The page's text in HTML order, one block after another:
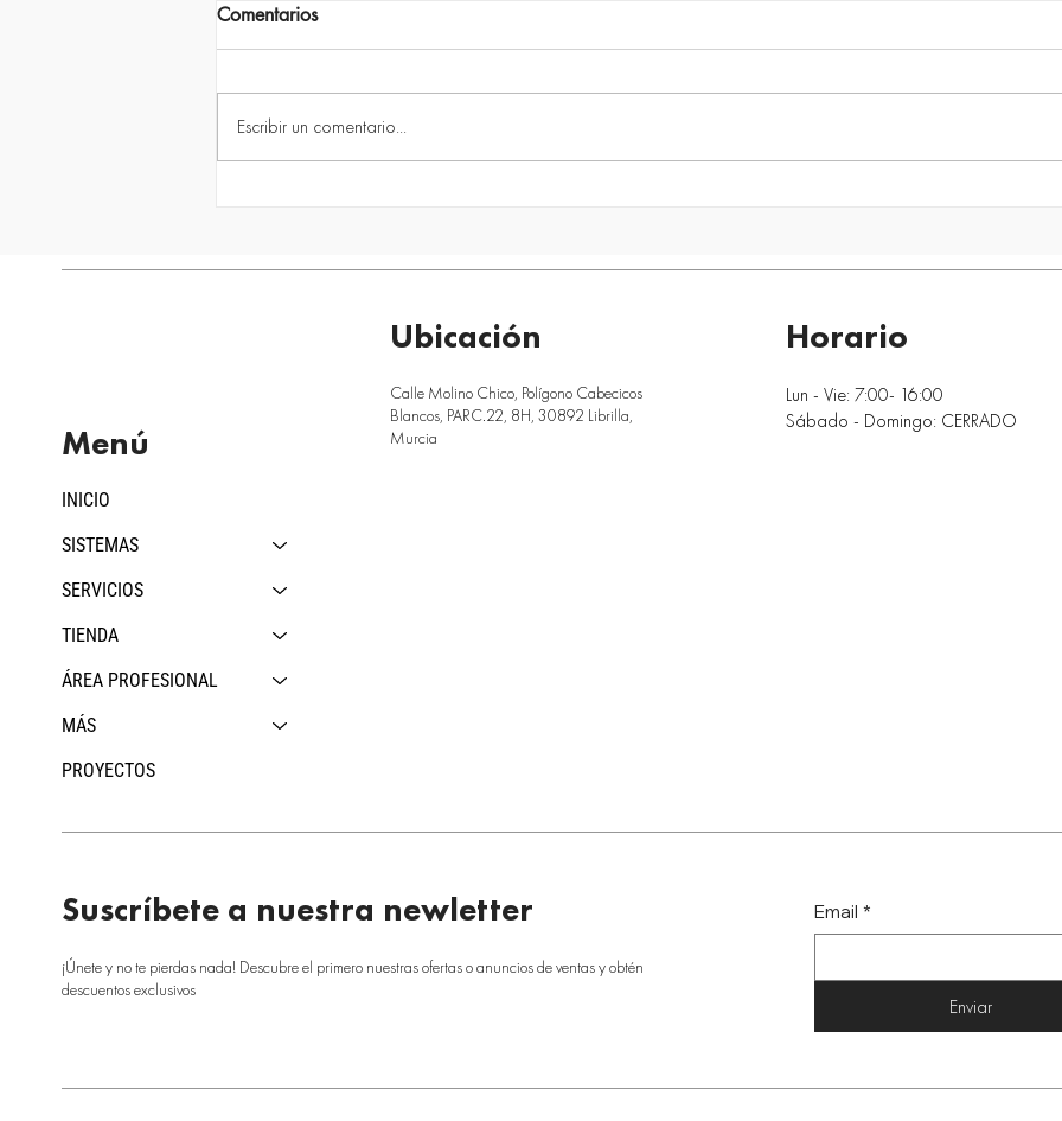
Comentarios
Escribir un comentario...
INICIO
SISTEMAS
SERVICIOS
TIENDA
ÁREA PROFESIONAL
MÁS
PROYECTOS
Menú
Ubicación
Calle Molino Chico, Polígono Cabecicos
Blancos, PARC.22, 8H, 30892 Librilla,
Murcia
Lun - Vie: 7:00- 16:00
Sábado - Domingo: CERRADO
Horario
Suscríbete a nuestra newletter
¡Únete y no te pierdas nada! Descubre el primero nuestras ofertas o anuncios de ventas y obtén
descuentos exclusivos
Email *
Enviar